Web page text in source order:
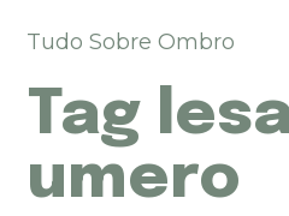
u
a
a
Tudo Sobre Ombro
Tag
umero